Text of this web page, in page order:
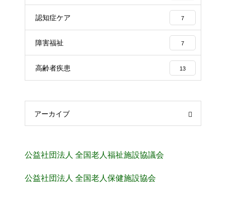
認知症ケア 7
障害福祉 7
高齢者疾患 13
アーカイブ
公益社団法人 全国老人福祉施設協議会
公益社団法人 全国老人保健施設協会